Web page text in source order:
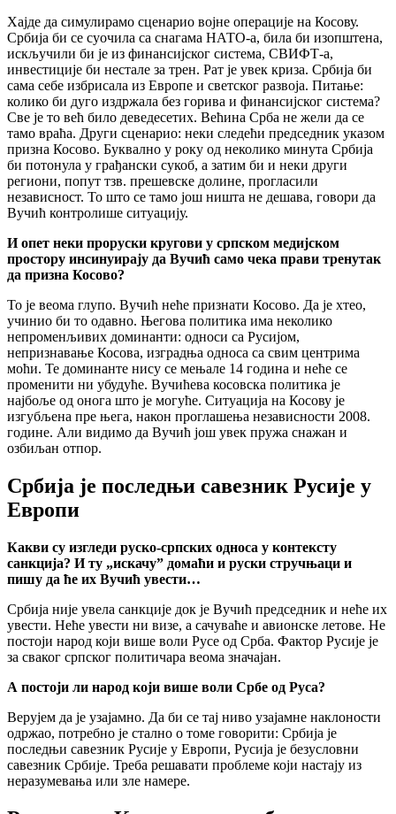
Хајде да симулирамо сценарио војне операције на Косову.
Србија би се суочила са снагама НАТО-а, била би изопштена,
искључили би је из финансијског система, СВИФТ-а,
инвестиције би нестале за трен. Рат је увек криза. Србија би
сама себе избрисала из Европе и светског развоја. Питање:
колико би дуго издржала без горива и финансијског система?
Све је то већ било деведесетих. Већина Срба не жели да се
тамо враћа. Други сценарио: неки следећи председник указом
призна Косово. Буквално у року од неколико минута Србија
би потонула у грађански сукоб, а затим би и неки други
региони, попут тзв. прешевске долине, прогласили
независност. То што се тамо још ништа не дешава, говори да
Вучић контролише ситуацију.
И опет неки проруски кругови у српском медијском
простору инсинуирају да Вучић само чека прави тренутак
да призна Косово?
То је веома глупо. Вучић неће признати Косово. Да је хтео,
учинио би то одавно. Његова политика има неколико
непроменљивих доминанти: односи са Русијом,
непризнавање Косова, изградња односа са свим центрима
моћи. Те доминанте нису се мењале 14 година и неће се
променити ни убудуће. Вучићева косовска политика је
најбоље од онога што је могуће. Ситуација на Косову је
изгубљена пре њега, након проглашења независности 2008.
године. Али видимо да Вучић још увек пружа снажан и
озбиљан отпор.
Србија је последњи савезник Русије у
Европи
Какви су изгледи руско-српских односа у контексту
санкција? И ту „искачу” домаћи и руски стручњаци и
пишу да ће их Вучић увести…
Србија није увела санкције док је Вучић председник и неће их
увести. Неће увести ни визе, а сачуваће и авионске летове. Не
постоји народ који више воли Русе од Срба. Фактор Русије је
за сваког српског политичара веома значајан.
А постоји ли народ који више воли Србе од Руса?
Верујем да је узајамно. Да би се тај ниво узајамне наклоности
одржао, потребно је стално о томе говорити: Србија је
последњи савезник Русије у Европи, Русија је безусловни
савезник Србије. Треба решавати проблеме који настају из
неразумевања или зле намере.